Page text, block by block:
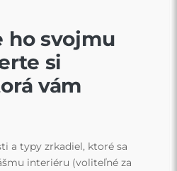
ho svojmu
si
vám
a typy zrkadiel, ktoré sa
interiéru (voliteľné za